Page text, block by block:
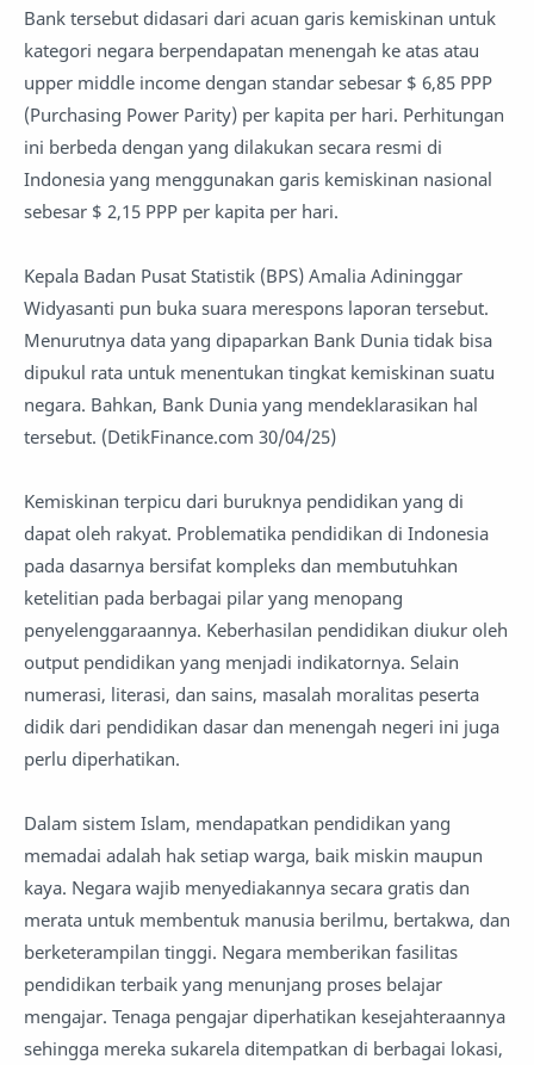
Bank tersebut didasari dari acuan garis kemiskinan untuk
kategori negara berpendapatan menengah ke atas atau
upper middle income dengan standar sebesar $ 6,85 PPP
(Purchasing Power Parity) per kapita per hari. Perhitungan
ini berbeda dengan yang dilakukan secara resmi di
Indonesia yang menggunakan garis kemiskinan nasional
sebesar $ 2,15 PPP per kapita per hari.
Kepala Badan Pusat Statistik (BPS) Amalia Adininggar
Widyasanti pun buka suara merespons laporan tersebut.
Menurutnya data yang dipaparkan Bank Dunia tidak bisa
dipukul rata untuk menentukan tingkat kemiskinan suatu
negara. Bahkan, Bank Dunia yang mendeklarasikan hal
tersebut. (DetikFinance.com 30/04/25)
Kemiskinan terpicu dari buruknya pendidikan yang di
dapat oleh rakyat. ‎Problematika pendidikan di Indonesia
pada dasarnya bersifat kompleks dan membutuhkan
ketelitian pada berbagai pilar yang menopang
penyelenggaraannya. Keberhasilan pendidikan diukur oleh
output pendidikan yang menjadi indikatornya. Selain
numerasi, literasi, dan sains, masalah moralitas peserta
didik dari pendidikan dasar dan menengah negeri ini juga
perlu diperhatikan.
‎Dalam sistem Islam, mendapatkan pendidikan yang
memadai adalah hak setiap warga, baik miskin maupun
kaya. Negara wajib menyediakannya secara gratis dan
merata untuk membentuk manusia berilmu, bertakwa, dan
berketerampilan tinggi. Negara memberikan fasilitas
pendidikan terbaik yang menunjang proses belajar
mengajar. Tenaga pengajar diperhatikan kesejahteraannya
sehingga mereka sukarela ditempatkan di berbagai lokasi,